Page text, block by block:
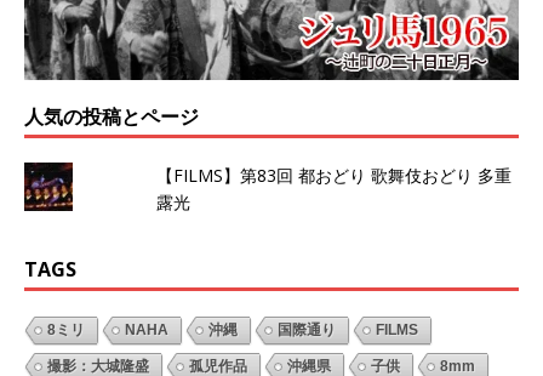
人気の投稿とページ
【FILMS】第83回 都おどり 歌舞伎おどり 多重
露光
TAGS
8ミリ NAHA 沖縄 国際通り FILMS
撮影：大城隆盛 孤児作品 沖縄県 子供 8mm